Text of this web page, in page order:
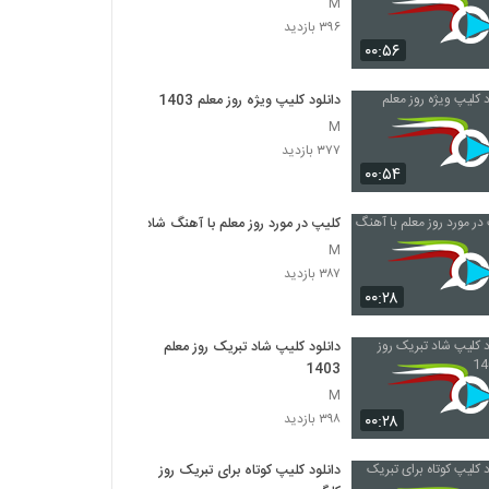
۰۰:۵۶
۳۹۶ بازدید
۰۰:۵۴
دانلود کلیپ ویژه روز معلم 1403
M
۳۷۷ بازدید
۰۰:۲۸
کلیپ در مورد روز معلم با آهنگ شاد
M
۳۸۷ بازدید
۰۰:۲۸
دانلود کلیپ شاد تبریک روز معلم
1403
M
۳۹۸ بازدید
دانلود کلیپ کوتاه برای تبریک روز